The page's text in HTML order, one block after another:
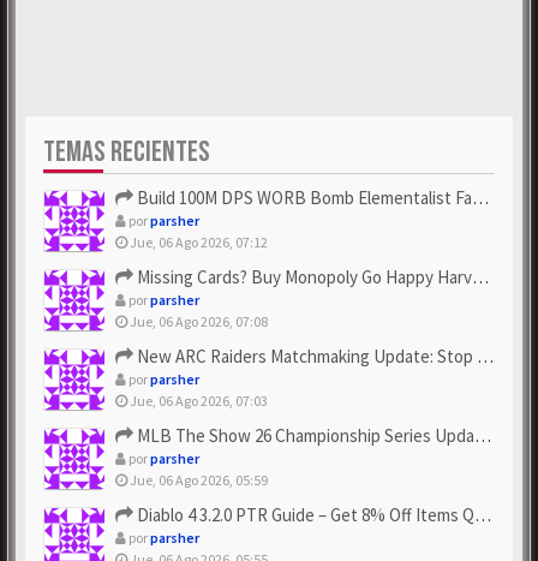
TEMAS RECIENTES
Build 100M DPS WORB Bomb Elementalist Fast - Grab POE Curren...
porparsher
Jue, 06 Ago 2026, 07:12
Missing Cards? Buy Monopoly Go Happy Harvest with Looney Tun...
porparsher
Jue, 06 Ago 2026, 07:08
New ARC Raiders Matchmaking Update: Stop Failed - Grab Bluep...
porparsher
Jue, 06 Ago 2026, 07:03
MLB The Show 26 Championship Series Update! Get Cheap & ...
porparsher
Jue, 06 Ago 2026, 05:59
Diablo 4 3.2.0 PTR Guide – Get 8% Off Items Quickly to Test ...
porparsher